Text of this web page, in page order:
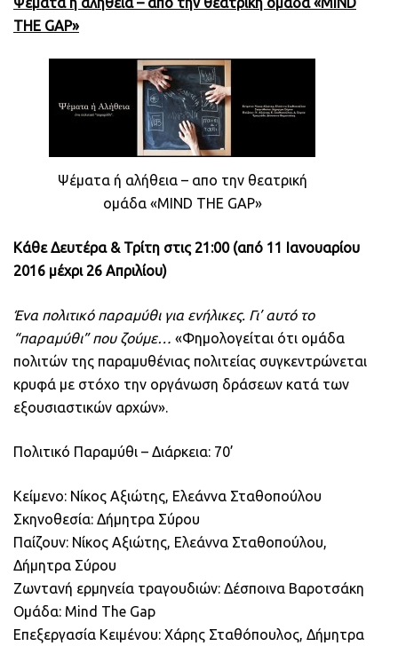
THE GAP»
Ψέματα ή αλήθεια – απο την θεατρική
ομάδα «MIND THE GAP»
Κάθε Δευτέρα & Τρίτη στις 21:00 (από 11 Ιανουαρίου
2016 μέχρι 26 Απριλίου)
Ένα πολιτικό παραμύθι για ενήλικες. Γι’ αυτό το
“παραμύθι” που ζούμε… «Φημολογείται ότι ομάδα
πολιτών της παραμυθένιας πολιτείας συγκεντρώνεται
κρυφά με στόχο την οργάνωση δράσεων κατά των
εξουσιαστικών αρχών».
Πολιτικό Παραμύθι – Διάρκεια: 70’
Κείμενο: Νίκος Αξιώτης, Ελεάννα Σταθοπούλου
Σκηνοθεσία: Δήμητρα Σύρου
Παίζουν: Νίκος Αξιώτης, Ελεάννα Σταθοπούλου,
Δήμητρα Σύρου
Ζωντανή ερμηνεία τραγουδιών: Δέσποινα Βαροτσάκη
Ομάδα: Mind The Gap
Επεξεργασία Κειμένου: Χάρης Σταθόπουλος, Δήμητρα